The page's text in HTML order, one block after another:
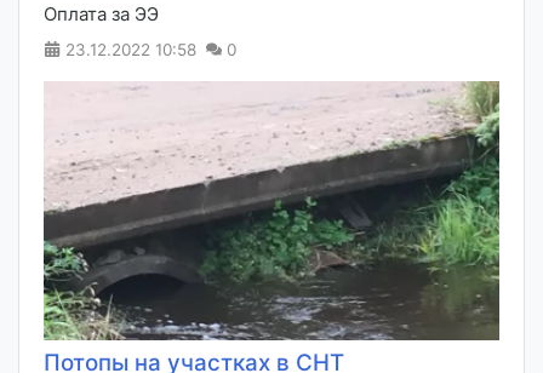
Оплата за ЭЭ
23.12.2022 10:58 0
Потопы на участках в СНТ